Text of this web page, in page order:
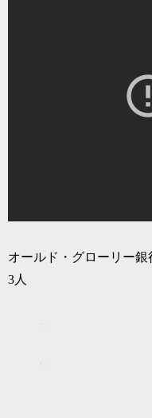
オールド・グローリー銀
3人